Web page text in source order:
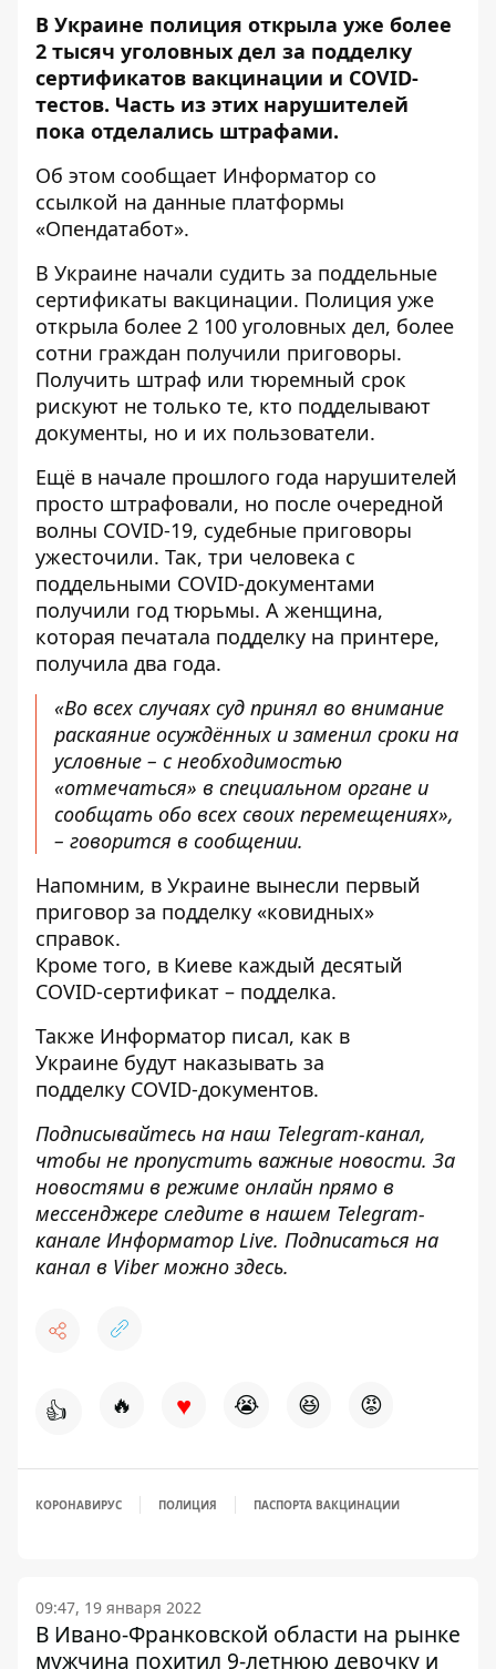
В Украине полиция открыла уже более
2 тысяч уголовных дел за подделку
сертификатов вакцинации и COVID-
тестов. Часть из этих нарушителей
пока отделались штрафами.
Об этом сообщает Информатор со
ссылкой на данные платформы
«Опендатабот».
В Украине начали судить за поддельные
сертификаты вакцинации. Полиция уже
открыла более 2 100 уголовных дел, более
сотни граждан получили приговоры.
Получить штраф или тюремный срок
рискуют не только те, кто подделывают
документы, но и их пользователи.
Ещё в начале прошлого года нарушителей
просто штрафовали, но после очередной
волны COVID-19, судебные приговоры
ужесточили. Так, три человека с
поддельными COVID-документами
получили год тюрьмы. А женщина,
которая печатала подделку на принтере,
получила два года.
«Во всех случаях суд принял во внимание
раскаяние осуждённых и заменил сроки на
условные – с необходимостью
«отмечаться» в специальном органе и
сообщать обо всех своих перемещениях»,
– говорится в сообщении.
Напомним, в Украине вынесли первый
приговор за подделку «ковидных»
справок.
Кроме того, в Киеве каждый десятый
COVID-сертификат – подделка.
Также Информатор писал, как в
Украине будут наказывать за
подделку COVID-документов.
Подписывайтесь на наш Telegram-канал,
чтобы не пропустить важные новости. За
новостями в режиме онлайн прямо в
мессенджере следите в нашем Telegram-
канале Информатор Live. Подписаться на
канал в Viber можно здесь.
👍 🔥 ♥ 😭 😆 😡
КОРОНАВИРУС ПОЛИЦИЯ ПАСПОРТА ВАКЦИНАЦИИ
09:47, 19 января 2022
В Ивано-Франковской области на рынке
мужчина похитил 9-летнюю девочку и